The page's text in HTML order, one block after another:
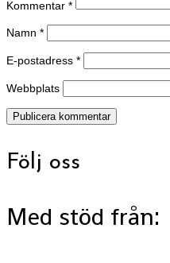
Kommentar *
Namn *
E-postadress *
Webbplats
Följ oss
Med stöd från: